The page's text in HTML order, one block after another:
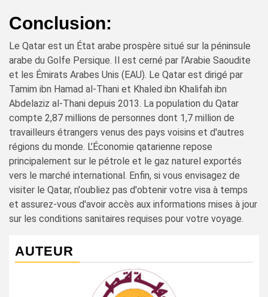
Conclusion:
Le Qatar est un État arabe prospère situé sur la péninsule
arabe du Golfe Persique. Il est cerné par l’Arabie Saoudite
et les Émirats Arabes Unis (EAU). Le Qatar est dirigé par
Tamim ibn Hamad al-Thani et Khaled ibn Khalifah ibn
Abdelaziz al-Thani depuis 2013. La population du Qatar
compte 2,87 millions de personnes dont 1,7 million de
travailleurs étrangers venus des pays voisins et d'autres
régions du monde. L’Économie qatarienne repose
principalement sur le pétrole et le gaz naturel exportés
vers le marché international. Enfin, si vous envisagez de
visiter le Qatar, n'oubliez pas d'obtenir votre visa à temps
et assurez-vous d'avoir accès aux informations mises à jour
sur les conditions sanitaires requises pour votre voyage.
AUTEUR